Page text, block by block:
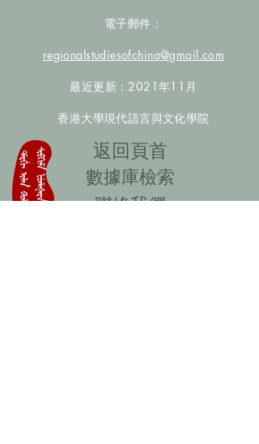
電子郵件：
regionalstudiesofchina@gmail.com
最近更新：2021年11月
香港大學現代語言與文化學院
​返回頁首
數據庫檢索
聯絡我們